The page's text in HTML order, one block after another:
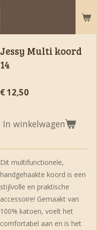
Jessy Multi koord
14
€ 12,50
In winkelwagen
Dit multifunctionele,
handgehaakte koord is een
stijlvolle en praktische
accessoire! Gemaakt van
100% katoen, voelt het
comfortabel aan en is het